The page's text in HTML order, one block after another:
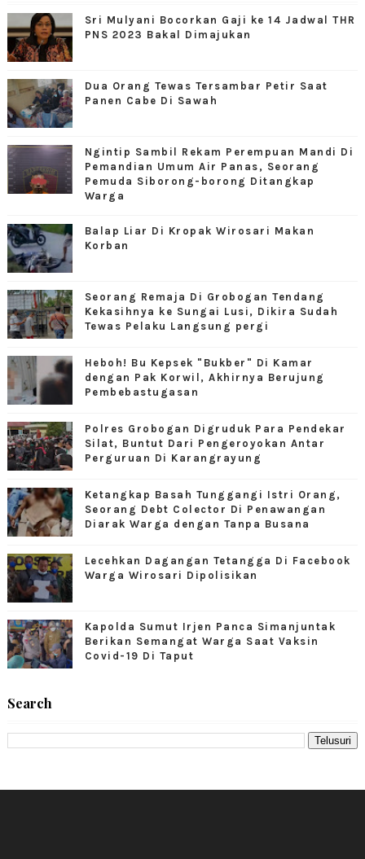
Sri Mulyani Bocorkan Gaji ke 14 Jadwal THR
PNS 2023 Bakal Dimajukan
Dua Orang Tewas Tersambar Petir Saat
Panen Cabe Di Sawah
Ngintip Sambil Rekam Perempuan Mandi Di
Pemandian Umum Air Panas, Seorang
Pemuda Siborong-borong Ditangkap
Warga
Balap Liar Di Kropak Wirosari Makan
Korban
Seorang Remaja Di Grobogan Tendang
Kekasihnya ke Sungai Lusi, Dikira Sudah
Tewas Pelaku Langsung pergi
Heboh! Bu Kepsek "Bukber" Di Kamar
dengan Pak Korwil, Akhirnya Berujung
Pembebastugasan
Polres Grobogan Digruduk Para Pendekar
Silat, Buntut Dari Pengeroyokan Antar
Perguruan Di Karangrayung
Ketangkap Basah Tunggangi Istri Orang,
Seorang Debt Colector Di Penawangan
Diarak Warga dengan Tanpa Busana
Lecehkan Dagangan Tetangga Di Facebook
Warga Wirosari Dipolisikan
Kapolda Sumut Irjen Panca Simanjuntak
Berikan Semangat Warga Saat Vaksin
Covid-19 Di Taput
Search